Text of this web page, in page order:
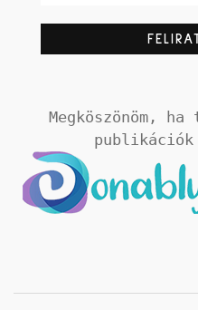
Megköszönöm,
publikációk